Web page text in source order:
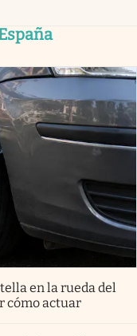
en la rueda del
cómo actuar